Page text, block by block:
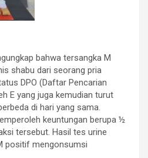
bahwa tersangka M
shabu dari seorang pria
DPO (Daftar Pencarian
E yang juga kemudian turut
di hari yang sama.
keuntungan berupa ½
tersebut. Hasil tes urine
positif mengonsumsi